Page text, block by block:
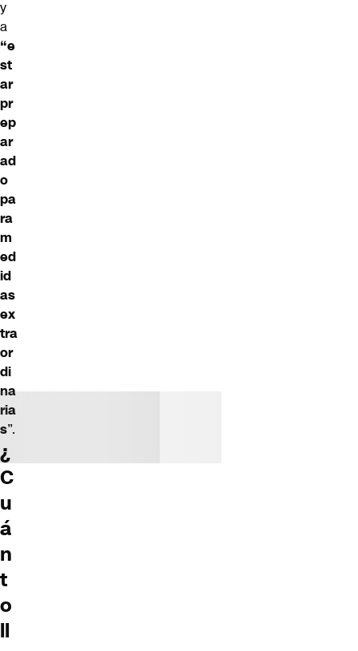
y
a
“e
st
ar
pr
ep
ar
ad
o
pa
ra
m
ed
id
as
ex
tra
or
di
na
ria
s”.
¿
C
u
á
n
t
o
ll